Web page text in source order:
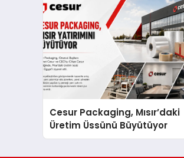
Cesur Packaging, Mısır’daki
Üretim Üssünü Büyütüyor